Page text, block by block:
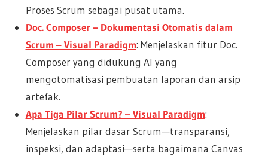
Proses Scrum sebagai pusat utama.
Doc. Composer – Dokumentasi Otomatis dalam
Scrum – Visual Paradigm: Menjelaskan fitur Doc.
Composer yang didukung AI yang
mengotomatisasi pembuatan laporan dan arsip
artefak.
Apa Tiga Pilar Scrum? – Visual Paradigm:
Menjelaskan pilar dasar Scrum—transparansi,
inspeksi, dan adaptasi—serta bagaimana Canvas